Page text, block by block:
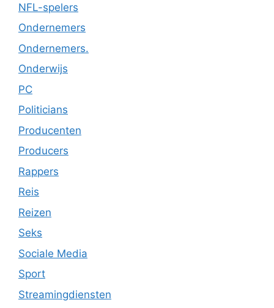
NFL-spelers
Ondernemers
Ondernemers.
Onderwijs
PC
Politicians
Producenten
Producers
Rappers
Reis
Reizen
Seks
Sociale Media
Sport
Streamingdiensten